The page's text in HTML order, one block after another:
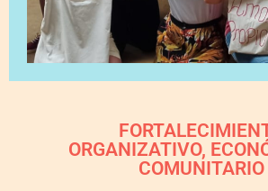
ORGANIZATIVO,
COMUNITARIO​